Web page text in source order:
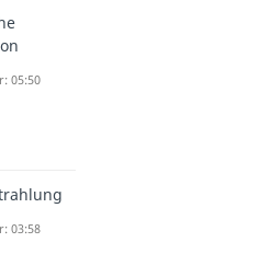
05:50
03:58